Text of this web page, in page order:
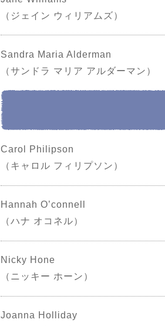
（ジェイン ウィリアムズ）
Sandra Maria Alderman
（サンドラ マリア アルダーマン）
Carol Philipson
（キャロル フィリプソン）
Hannah O’connell
（ハナ オコネル）
Nicky Hone
（ニッキー ホーン）
Joanna Holliday